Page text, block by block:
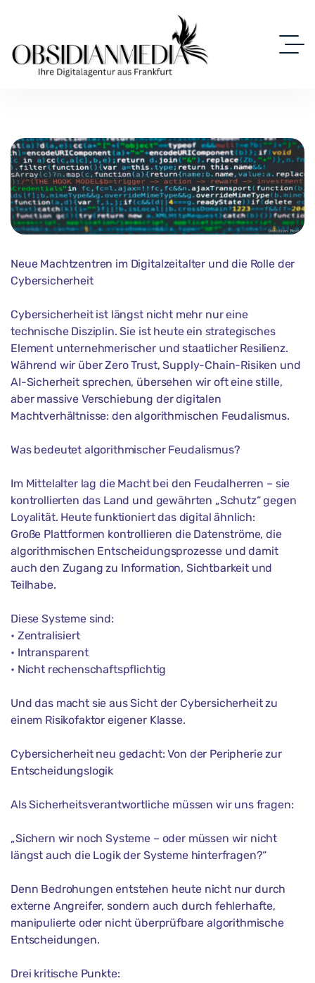
Neue Machtzentren im Digitalzeitalter und die Rolle der
Cybersicherheit
Cybersicherheit ist längst nicht mehr nur eine
technische Disziplin. Sie ist heute ein strategisches
Element unternehmerischer und staatlicher Resilienz.
Während wir über Zero Trust, Supply-Chain-Risiken und
AI-Sicherheit sprechen, übersehen wir oft eine stille,
aber massive Verschiebung der digitalen
Machtverhältnisse: den algorithmischen Feudalismus.
Was bedeutet algorithmischer Feudalismus?
Im Mittelalter lag die Macht bei den Feudalherren – sie
kontrollierten das Land und gewährten „Schutz“ gegen
Loyalität. Heute funktioniert das digital ähnlich:
Große Plattformen kontrollieren die Datenströme, die
algorithmischen Entscheidungsprozesse und damit
auch den Zugang zu Information, Sichtbarkeit und
Teilhabe.
Diese Systeme sind:
• Zentralisiert
• Intransparent
• Nicht rechenschaftspflichtig
Und das macht sie aus Sicht der Cybersicherheit zu
einem Risikofaktor eigener Klasse.
Cybersicherheit neu gedacht: Von der Peripherie zur
Entscheidungslogik
Als Sicherheitsverantwortliche müssen wir uns fragen:
„Sichern wir noch Systeme – oder müssen wir nicht
längst auch die Logik der Systeme hinterfragen?“
Denn Bedrohungen entstehen heute nicht nur durch
externe Angreifer, sondern auch durch fehlerhafte,
manipulierte oder nicht überprüfbare algorithmische
Entscheidungen.
Drei kritische Punkte: